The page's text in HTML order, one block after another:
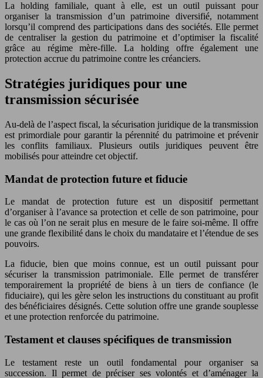
La holding familiale, quant à elle, est un outil puissant pour
organiser la transmission d’un patrimoine diversifié, notamment
lorsqu’il comprend des participations dans des sociétés. Elle permet
de centraliser la gestion du patrimoine et d’optimiser la fiscalité
grâce au régime mère-fille. La holding offre également une
protection accrue du patrimoine contre les créanciers.
Stratégies juridiques pour une
transmission sécurisée
Au-delà de l’aspect fiscal, la sécurisation juridique de la transmission
est primordiale pour garantir la pérennité du patrimoine et prévenir
les conflits familiaux. Plusieurs outils juridiques peuvent être
mobilisés pour atteindre cet objectif.
Mandat de protection future et fiducie
Le mandat de protection future est un dispositif permettant
d’organiser à l’avance sa protection et celle de son patrimoine, pour
le cas où l’on ne serait plus en mesure de le faire soi-même. Il offre
une grande flexibilité dans le choix du mandataire et l’étendue de ses
pouvoirs.
La fiducie, bien que moins connue, est un outil puissant pour
sécuriser la transmission patrimoniale. Elle permet de transférer
temporairement la propriété de biens à un tiers de confiance (le
fiduciaire), qui les gère selon les instructions du constituant au profit
des bénéficiaires désignés. Cette solution offre une grande souplesse
et une protection renforcée du patrimoine.
Testament et clauses spécifiques de transmission
Le testament reste un outil fondamental pour organiser sa
succession. Il permet de préciser ses volontés et d’aménager la